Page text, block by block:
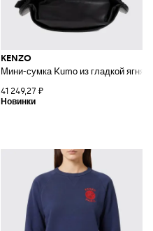
KENZO
Мини-сумка Kumo из гладкой
41 249,27 ₽